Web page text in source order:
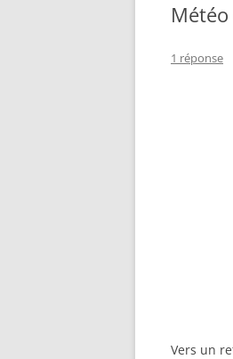
1 réponse
Vers un